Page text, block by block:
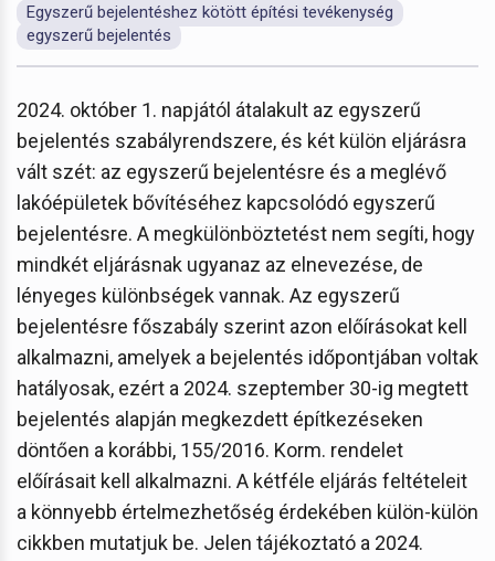
Egyszerű bejelentéshez kötött építési tevékenység
egyszerű bejelentés
2024. október 1. napjától átalakult az egyszerű
bejelentés szabályrendszere, és két külön eljárásra
vált szét: az egyszerű bejelentésre és a meglévő
lakóépületek bővítéséhez kapcsolódó egyszerű
bejelentésre. A megkülönböztetést nem segíti, hogy
mindkét eljárásnak ugyanaz az elnevezése, de
lényeges különbségek vannak. Az egyszerű
bejelentésre főszabály szerint azon előírásokat kell
alkalmazni, amelyek a bejelentés időpontjában voltak
hatályosak, ezért a 2024. szeptember 30-ig megtett
bejelentés alapján megkezdett építkezéseken
döntően a korábbi, 155/2016. Korm. rendelet
előírásait kell alkalmazni. A kétféle eljárás feltételeit
a könnyebb értelmezhetőség érdekében külön-külön
cikkben mutatjuk be. Jelen tájékoztató a 2024.